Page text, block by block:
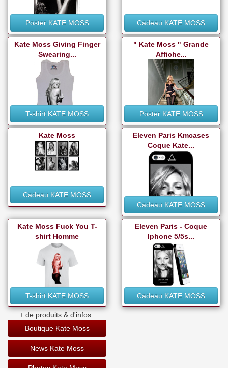
Poster KATE MOSS Cadeau KATE MOSS
Kate Moss Giving Finger
Swearing...
T-shirt KATE MOSS
" Kate Moss " Grande
Affiche...
Poster KATE MOSS
Kate Moss
Cadeau KATE MOSS
Eleven Paris Kmcases
Coque Kate...
Cadeau KATE MOSS
Kate Moss Fuck You T-
shirt Homme
T-shirt KATE MOSS
Eleven Paris - Coque
Iphone 5/5s...
Cadeau KATE MOSS
+ de produits & d'infos :
Boutique Kate Moss
News Kate Moss